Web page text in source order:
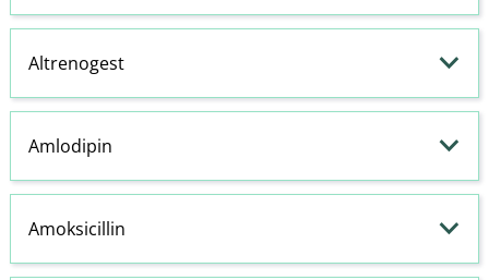
Altrenogest
Amlodipin
Amoksicillin